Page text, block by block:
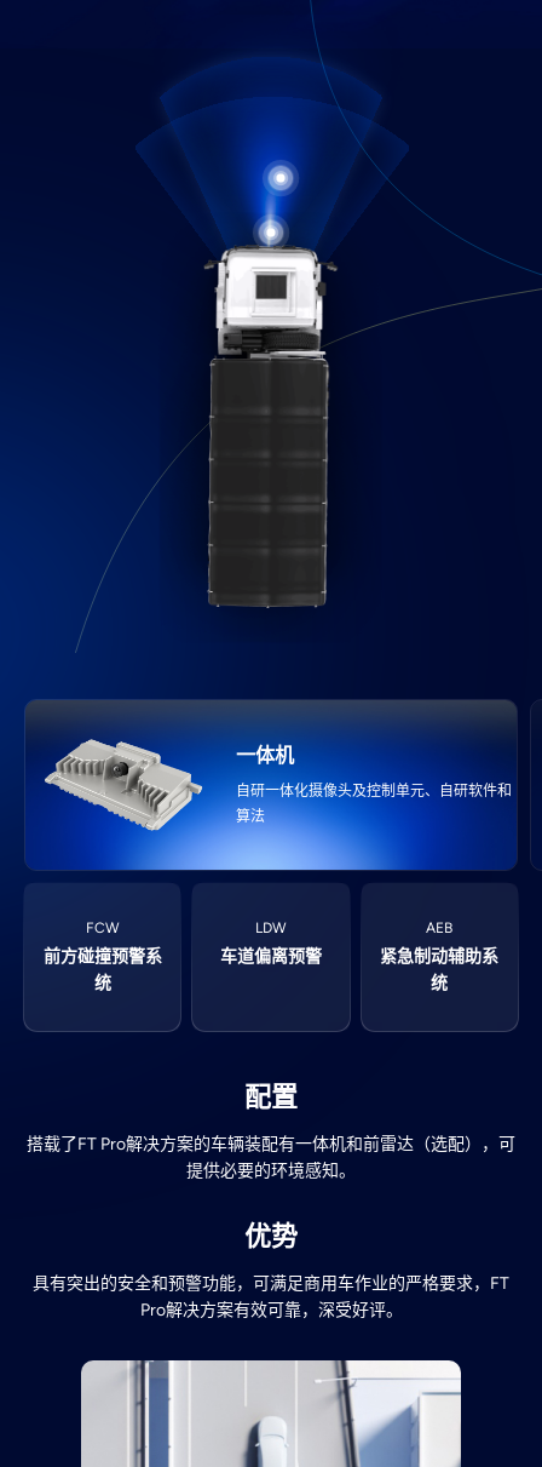
一体机
自研一体化摄像头及控制单元、自研软件和
算法
FCW
前方碰撞预警系
统
LDW
车道偏离预警
AEB
紧急制动辅助系
统
配置
搭载了FT Pro解决方案的车辆装配有一体机和前雷达（选配），可
提供必要的环境感知。
优势
具有突出的安全和预警功能，可满足商用车作业的严格要求，FT
Pro解决方案有效可靠，深受好评。